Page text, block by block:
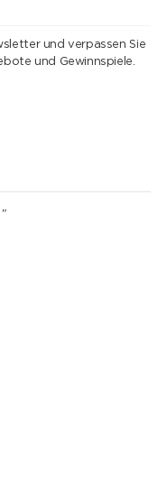
und verpassen Sie
und Gewinnspiele.
"